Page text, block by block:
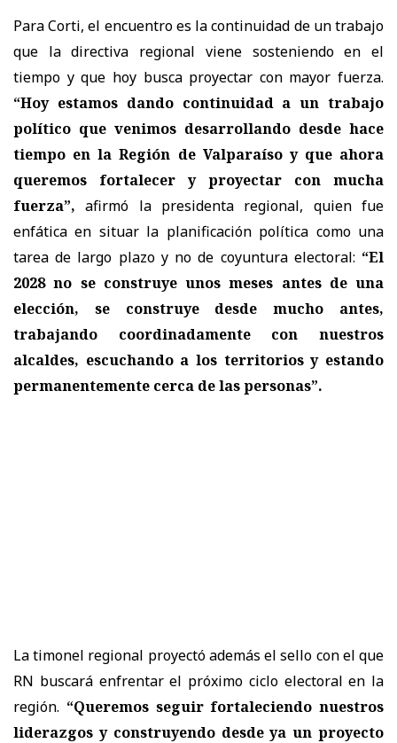
Para Corti, el encuentro es la continuidad de un trabajo
que la directiva regional viene sosteniendo en el
tiempo y que hoy busca proyectar con mayor fuerza.
“Hoy estamos dando continuidad a un trabajo
político que venimos desarrollando desde hace
tiempo en la Región de Valparaíso y que ahora
queremos fortalecer y proyectar con mucha
fuerza”, afirmó la presidenta regional, quien fue
enfática en situar la planificación política como una
tarea de largo plazo y no de coyuntura electoral: “El
2028 no se construye unos meses antes de una
elección, se construye desde mucho antes,
trabajando coordinadamente con nuestros
alcaldes, escuchando a los territorios y estando
permanentemente cerca de las personas”.
La timonel regional proyectó además el sello con el que
RN buscará enfrentar el próximo ciclo electoral en la
región. “Queremos seguir fortaleciendo nuestros
liderazgos y construyendo desde ya un proyecto